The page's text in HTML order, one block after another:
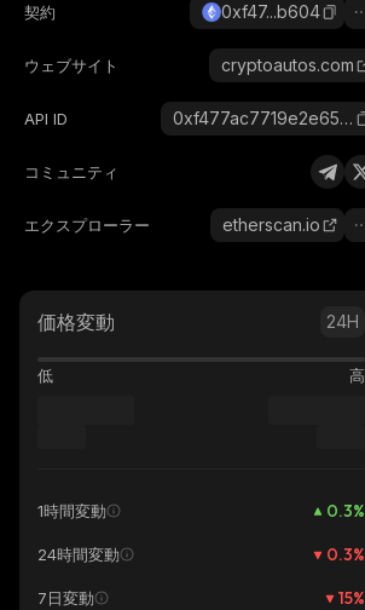
契約 0xf47...b604
ウェブサイト cryptoautos.com
API ID 0xf477ac7719e2e659001455cdda0cc8f3ad10b604_ethereum
コミュニティ
エクスプローラー etherscan.io
価格変動 24H
低 高
1時間変動 0.3%
24時間変動 0.3%
7日変動 15%